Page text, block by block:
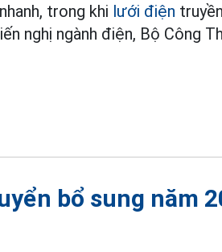
trong khi lưới điện
nghị ngành điện, Bộ Công
bổ sung năm